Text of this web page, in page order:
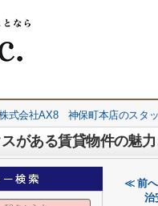
式会社AX8 神保町本店のスタ
がある賃貸物件の魅
≪ 前へ
治